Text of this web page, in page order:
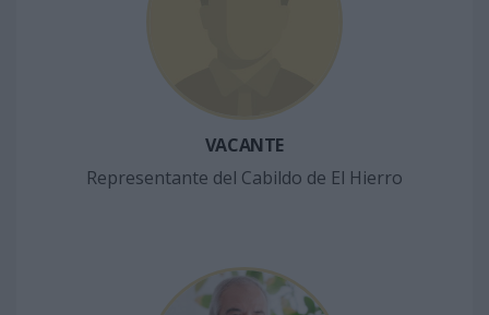
VACANTE
Representante del Cabildo de El Hierro